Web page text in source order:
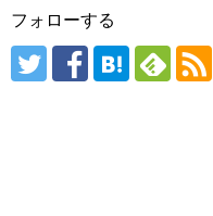
フォローする